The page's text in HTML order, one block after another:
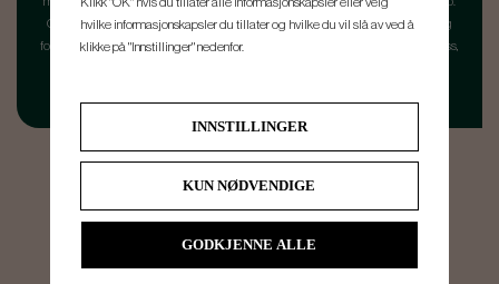
Oscars mål for hver fitting er at spilleren skal forlate oss med køller som virkelig
fortjener en plass i bagen og leverer akkurat det de er ute etter. For å se mer av oss,
hvilke informasjonskapsler du tillater og hvilke du vil slå av ved å
klikke på "Innstillinger" nedenfor.
INNSTILLINGER
KUN NØDVENDIGE
GODKJENNE ALLE